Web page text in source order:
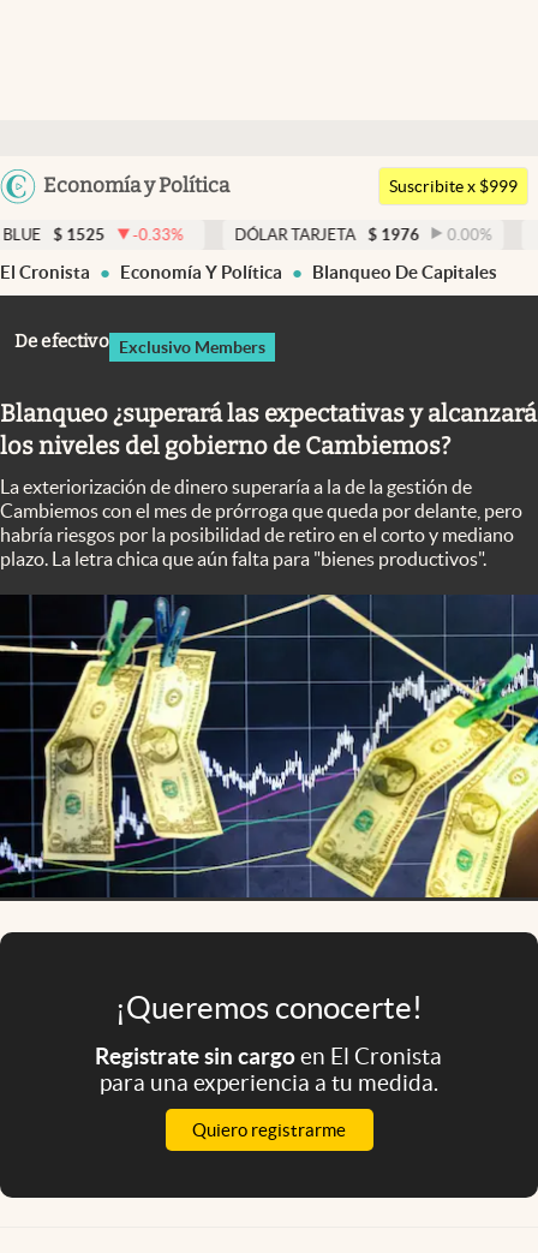
Argentina
Economía y Política
Members
Economía y Política
Finanzas y Mercados
Columnistas
Otras secciones
Apertura
Infotechnology
Clase
Clima
Mundial 2026
Eventos Corporativos
El Cronista Studio
Mediakit
abre en nueva pestaña
Suscribite x $999
-0.33% DÓLAR TARJETA $ 1976 0.00% DÓLAR
El Cronista Economía Y Política Blanqueo De Capitales
De efectivo Exclusivo Members
Blanqueo ¿superará las expectativas y alcanzará
los niveles del gobierno de Cambiemos?
La exteriorización de dinero superaría a la de la gestión de
Cambiemos con el mes de prórroga que queda por delante, pero
habría riesgos por la posibilidad de retiro en el corto y mediano
plazo. La letra chica que aún falta para "bienes productivos".
¡Queremos conocerte!
Registrate sin cargoen El Cronista
para una experiencia a tu medida.
Quiero registrarme